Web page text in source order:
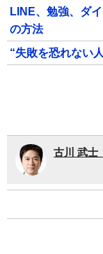
LINE、勉強、ダ
の方法
“失敗を恐れない
古川 武士